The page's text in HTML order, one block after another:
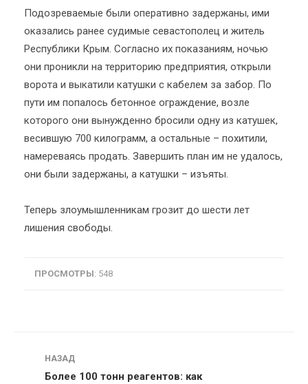
Подозреваемые были оперативно задержаны, ими
оказались ранее судимые севастополец и житель
Республики Крым. Согласно их показаниям, ночью
они проникли на территорию предприятия, открыли
ворота и выкатили катушки с кабелем за забор. По
пути им попалось бетонное ограждение, возле
которого они вынужденно бросили одну из катушек,
весившую 700 килограмм, а остальные – похитили,
намереваясь продать. Завершить план им не удалось,
они были задержаны, а катушки – изъяты.
Теперь злоумышленникам грозит до шести лет
лишения свободы.
ПРОСМОТРЫ: 548
Навигация
НАЗАД
Более 100 тонн реагентов: как